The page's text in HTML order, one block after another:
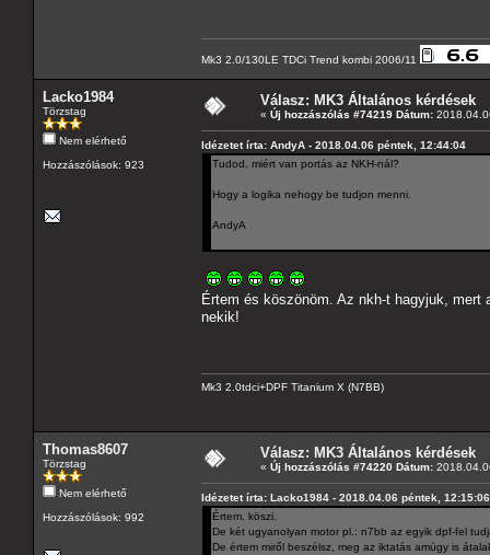
Mk3 2.0/130LE TDCi Trend kombi 2006/11
Lacko1984
Törzstag
Nem elérhető
Hozzászólások: 923
Válasz: MK3 Általános kérdések
« Új hozzászólás #74219 Dátum:
Idézetet írta: AndyA - 2018.04.06 péntek, 12:44:04
Tudod, miért van portás az NKH-nál?
Hogy a logika nehogy be tudjon menni.
AndyA
Értem és köszönöm. Az nkh-t hagyjuk,
nekik!
Mk3 2.0tdci+DPF Titanium X (N7BB)
Thomas8607
Törzstag
Nem elérhető
Hozzászólások: 992
Válasz: MK3 Általános kérdések
« Új hozzászólás #74220 Dátum:
Idézetet írta: Lacko1984 - 2018.04.06 péntek, 12:15:06
Értem, köszi.
De két ugyanolyan motor pl.: n7bb az egyik dpf-fel
De értem miről beszélsz, meg az iktatás amúgy is